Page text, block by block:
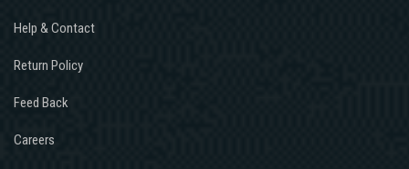
Help & Contact
Return Policy
Feed Back
Careers